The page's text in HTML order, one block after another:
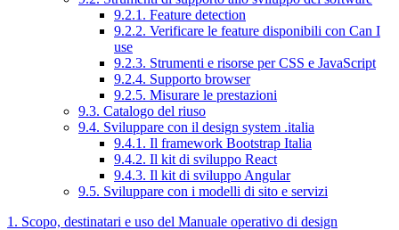
9.2.1. Feature detection
9.2.2. Verificare le feature disponibili con Can I
use
9.2.3. Strumenti e risorse per CSS e JavaScript
9.2.4. Supporto browser
9.2.5. Misurare le prestazioni
9.3. Catalogo del riuso
9.4. Sviluppare con il design system .italia
9.4.1. Il framework Bootstrap Italia
9.4.2. Il kit di sviluppo React
9.4.3. Il kit di sviluppo Angular
9.5. Sviluppare con i modelli di sito e servizi
1. Scopo, destinatari e uso del Manuale operativo di design